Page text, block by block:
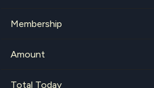
Membership
Amount
Total Today